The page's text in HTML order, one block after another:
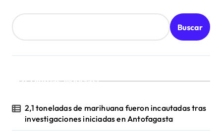
a
Buscar
¡Ultimas Noticias!
2,1 toneladas de marihuana fueron incautadas tras
investigaciones iniciadas en Antofagasta